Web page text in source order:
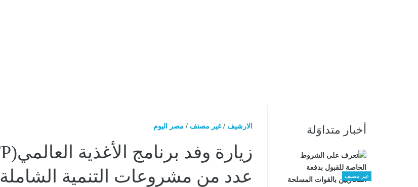
أخبار متداوَلة
غير مصنف
الارشيف /غير مصنف / مصر اليوم
عدد من مشروعات التنمية الشاملة